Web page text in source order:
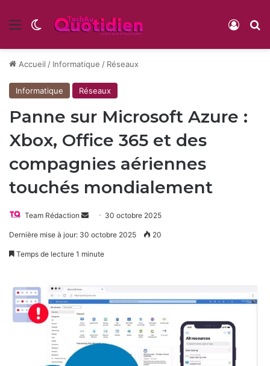
Menu Switch skin
Accueil / Informatique / Réseaux
Informatique Réseaux
Panne sur Microsoft Azure :
Xbox, Office 365 et des
compagnies aériennes
touchés mondialement
Team Rédaction
Envoyer30 octobre 2025
Dernière mise à jour: 30 octobre 2025 20
Temps de lecture 1 minute